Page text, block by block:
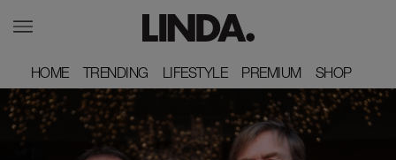
HOME
HOME TRENDING
TRENDING LIFESTYLE
LIFESTYLE PREMIUM
PREMIUM SHOP
SHOP